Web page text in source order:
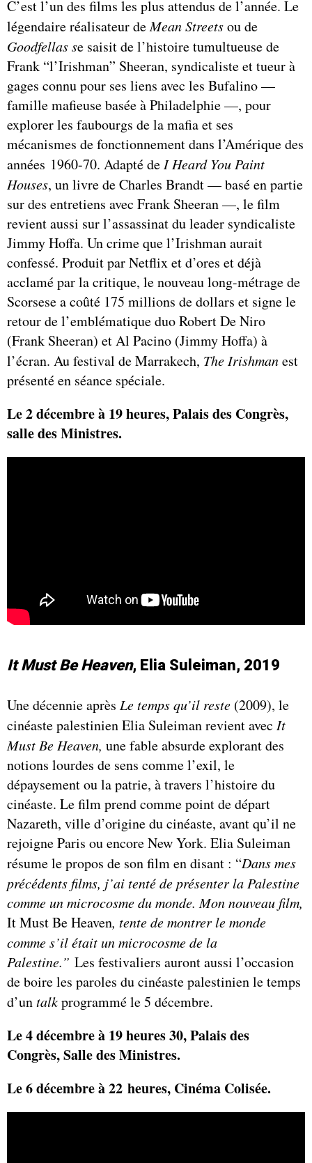
C’est l’un des films les plus attendus de l’année. Le
légendaire réalisateur deMean Streetsou de
Goodfellas se saisit de l’histoire tumultueuse de
Frank “l’Irishman” Sheeran, syndicaliste et tueur à
gages connu pour ses liens avec les Bufalino —
famille mafieuse basée à Philadelphie —, pour
explorer les faubourgs de la mafia et ses
mécanismes de fonctionnement dans l’Amérique des
années 1960-70. Adapté deI Heard You Paint
Houses, un livre de Charles Brandt — basé en partie
sur des entretiens avec Frank Sheeran —, le film
revient aussi sur l’assassinat du leader syndicaliste
Jimmy Hoffa. Un crime que l’Irishman aurait
confessé. Produit par Netflix et d’ores et déjà
acclamé par la critique, le nouveau long-métrage de
Scorsese a coûté 175 millions de dollars et signe le
retour de l’emblématique duo Robert De Niro
(Frank Sheeran) et Al Pacino (Jimmy Hoffa) à
l’écran. Au festival de Marrakech, The Irishmanest
présenté en séance spéciale.
Le 2 décembre à 19 heures, Palais des Congrès,
salle des Ministres.
It Must Be Heaven, Elia Suleiman, 2019
Une décennie après Le temps qu’il reste (2009), le
cinéaste palestinien Elia Suleiman revient avec It
Must Be Heaven, une fable absurde explorant des
notions lourdes de sens comme l’exil, le
dépaysement ou la patrie, à travers l’histoire du
cinéaste. Le film prend comme point de départ
Nazareth, ville d’origine du cinéaste, avant qu’il ne
rejoigne Paris ou encore New York. Elia Suleiman
résume le propos de son film en disant : “Dans mes
précédents films, j’ai tenté de présenter la Palestine
comme un microcosme du monde. Mon nouveau film,
It Must Be Heaven, tente de montrer le monde
comme s’il était un microcosme de la
Palestine.” Les festivaliers auront aussi l’occasion
de boire les paroles du cinéaste palestinien le temps
d’untalkprogrammé le 5 décembre.
Le 4 décembre à 19 heures 30,Palais des
Congrès, Salle des Ministres.
Le 6 décembre à 22 heures, Cinéma Colisée.